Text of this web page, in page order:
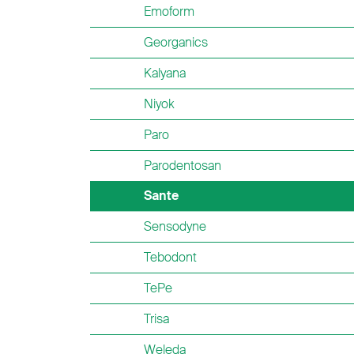
Emoform
Georganics
Kalyana
Niyok
Paro
Parodentosan
Sante
Sensodyne
Tebodont
TePe
Trisa
Weleda